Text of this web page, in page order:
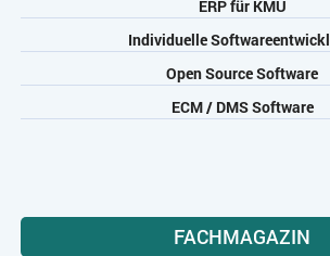
ERP für KMU
Individuelle
Open Source Software
ECM / DMS Software
FACHMAGAZIN